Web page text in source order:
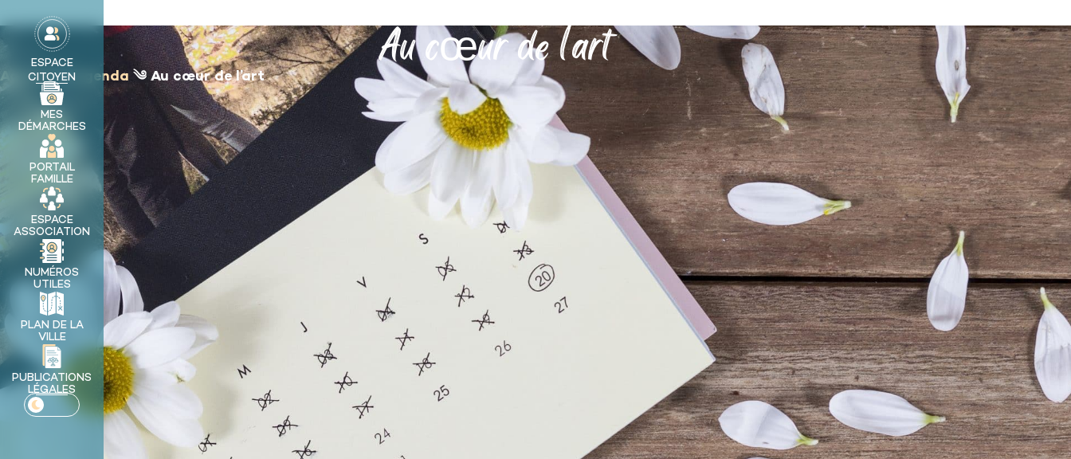
principal
MA VILLE MON QUOTIDIEN DÉCOUVRIR SÉRIGNAN VIE PRATIQUE
MES DÉMARCHES
ESPACE
CITOYEN
MES
DÉMARCHES
PORTAIL
FAMILLE
ESPACE
ASSOCIATION
NUMÉROS
UTILES
PLAN DE LA
VILLE
PUBLICATIONS
LÉGALES
Au cœur de l’art
Accueil༄Agenda ༄Au cœur de l’art